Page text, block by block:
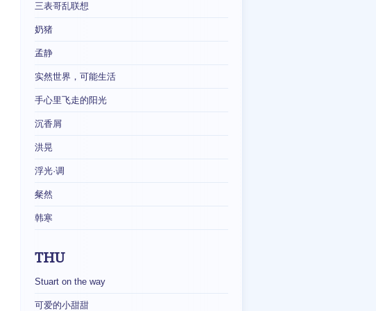
三表哥乱联想
奶猪
孟静
实然世界，可能生活
手心里飞走的阳光
沉香屑
洪晃
浮光·调
粲然
韩寒
THU
Stuart on the way
可爱的小甜甜